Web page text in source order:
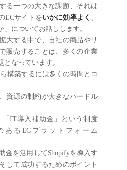
る一つの大きな課題、それは
ECサイトをいかに効率よく 、
」についてお話しします。
大する中で、自社の商品やサ
販売することは、多くの企業
となっています。
構築するには多くの時間とコ
資源の制約が大きなハードル
「IT導入補助金」という制度
あるECプラットフォーム
金を活用してShopifyを導入す
して成功するためのポイント